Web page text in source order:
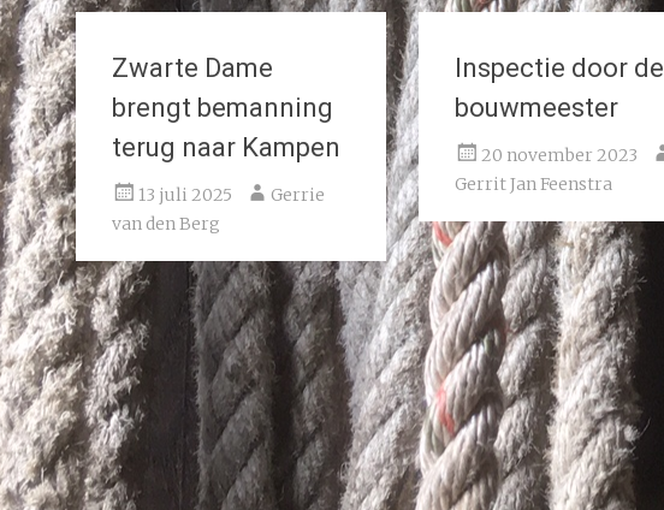
Zwarte Dame
brengt bemanning
terug naar Kampen
13 juli 2025
Gerrie
van den Berg
Inspectie door de
bouwmeester
20 november 2023
Gerrit Jan Feenstra